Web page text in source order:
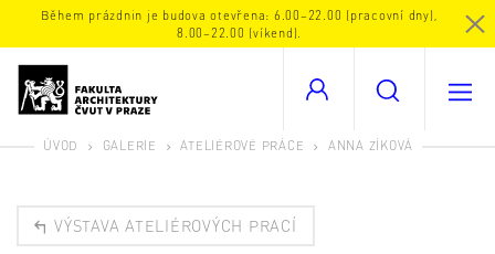
Během prázdnin je budova otevřena: 6.00–22.00 (pracovní dny),
8.00–22.00 (víkend).
ÚVOD GALERIE ATELIÉROVÉ PRÁCE ANNA ZÍKOVÁ
VÝSTAVA ATELIÉROVÝCH PRACÍ